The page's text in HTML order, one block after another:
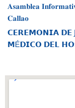
𝐀𝐬𝐚𝐦𝐛𝐥𝐞𝐚
𝐂𝐚𝐥𝐥𝐚𝐨
𝗖𝗘𝗥𝗘𝗠𝗢𝗡𝗜𝗔 𝗗𝗘
𝗠É𝗗𝗜𝗖𝗢 𝗗𝗘𝗟